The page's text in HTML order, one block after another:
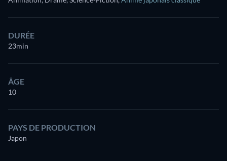
DURÉE
23min
ÂGE
10
PAYS DE PRODUCTION
Japon